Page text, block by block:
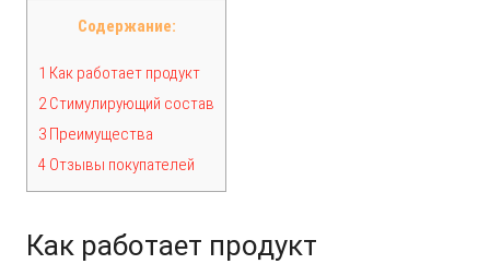
Содержание:
1 Как работает продукт
2 Стимулирующий состав
3 Преимущества
4 Отзывы покупателей
Как работает продукт